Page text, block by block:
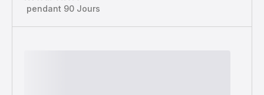
pendant 90 Jours